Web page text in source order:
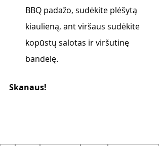
BBQ padažo, sudėkite plėšytą
kiaulieną, ant viršaus sudėkite
kopūstų salotas ir viršutinę
bandelę.
Skanaus!